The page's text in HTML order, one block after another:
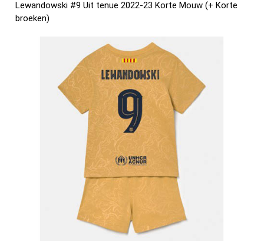
Lewandowski #9 Uit tenue 2022-23 Korte Mouw (+ Korte
broeken)